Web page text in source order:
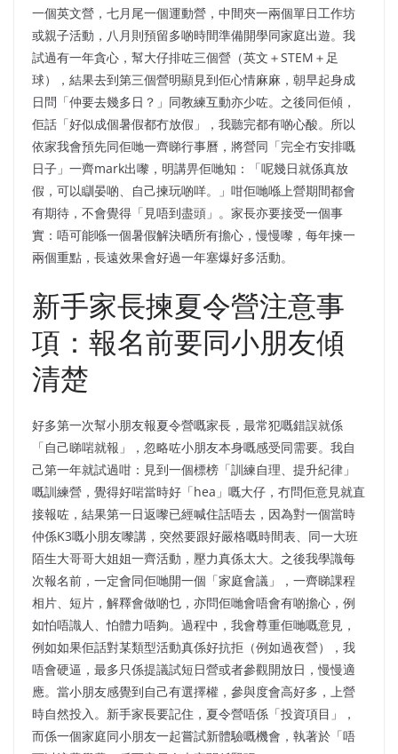
一個英文營，七月尾一個運動營，中間夾一兩個單日工作坊
或親子活動，八月則預留多啲時間準備開學同家庭出遊。我
試過有一年貪心，幫大仔排咗三個營（英文＋STEM＋足
球），結果去到第三個營明顯見到佢心情麻麻，朝早起身成
日問「仲要去幾多日？」同教練互動亦少咗。之後同佢傾，
佢話「好似成個暑假都冇放假」，我聽完都有啲心酸。所以
依家我會預先同佢哋一齊睇行事曆，將營同「完全冇安排嘅
日子」一齊mark出嚟，明講畀佢哋知：「呢幾日就係真放
假，可以瞓晏啲、自己揀玩啲咩。」咁佢哋喺上營期間都會
有期待，不會覺得「見唔到盡頭」。家長亦要接受一個事
實：唔可能喺一個暑假解決晒所有擔心，慢慢嚟，每年揀一
兩個重點，長遠效果會好過一年塞爆好多活動。
新手家長揀夏令營注意事
項：報名前要同小朋友傾
清楚
好多第一次幫小朋友報夏令營嘅家長，最常犯嘅錯誤就係
「自己睇啱就報」，忽略咗小朋友本身嘅感受同需要。我自
己第一年就試過咁：見到一個標榜「訓練自理、提升紀律」
嘅訓練營，覺得好啱當時好「hea」嘅大仔，冇問佢意見就直
接報咗，結果第一日返嚟已經喊住話唔去，因為對一個當時
仲係K3嘅小朋友嚟講，突然要跟好嚴格嘅時間表、同一大班
陌生大哥哥大姐姐一齊活動，壓力真係太大。之後我學識每
次報名前，一定會同佢哋開一個「家庭會議」，一齊睇課程
相片、短片，解釋會做啲乜，亦問佢哋會唔會有啲擔心，例
如怕唔識人、怕體力唔夠。過程中，我會尊重佢哋嘅意見，
例如如果佢話對某類型活動真係好抗拒（例如過夜營），我
唔會硬逼，最多只係提議試短日營或者參觀開放日，慢慢適
應。當小朋友感覺到自己有選擇權，參與度會高好多，上營
時自然投入。新手家長要記住，夏令營唔係「投資項目」，
而係一個家庭同小朋友一起嘗試新體驗嘅機會，執著於「唔